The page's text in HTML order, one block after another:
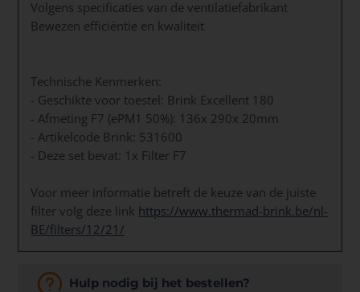
Volgens specificaties van de ventilatiefabrikant
Bewezen efficiëntie en kwaliteit
Technische Kenmerken:
- Geschikte voor toestel: Brink Excellent 180
- Afmeting F7 (ePM1 50%): 136x 290x 20mm
- Artikelcode Brink: 531600
- Deze set bevat: 1x Filter F7
Voor meer informatie betreft de keuze van de juiste
filter volg deze link https://www.thermad-brink.be/nl-
BE/filters/12/21/
Hulp nodig bij het bestellen?